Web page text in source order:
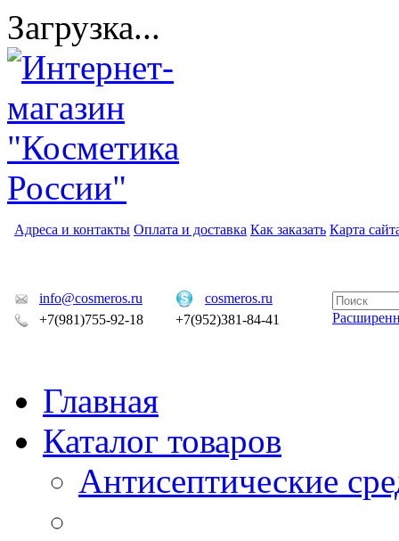
Загрузка...
Адреса и контакты Оплата и доставка Как заказать Карта
info@cosmeros.ru
cosmeros.ru
+7(981)755-92-18
+7(952)381-84-41
Главная
Каталог товаров
Антисептические